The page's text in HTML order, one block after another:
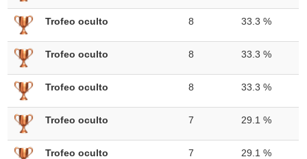
Trofeo oculto 8 33.3 %
Trofeo oculto 8 33.3 %
Trofeo oculto 8 33.3 %
Trofeo oculto 7 29.1 %
Trofeo oculto 7 29.1 %